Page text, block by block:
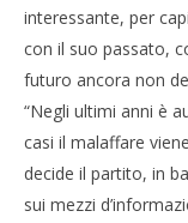
interessante, per
con il suo passato,
futuro ancora non
“Negli ultimi anni è
casi il malaffare
decide il partito, in
sui mezzi